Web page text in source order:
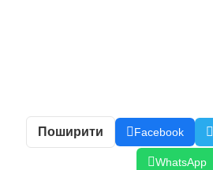
Поширити Facebook
WhatsApp